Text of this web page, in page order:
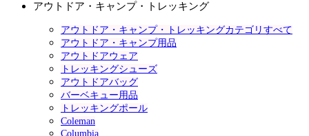
アウトドア・キャンプ・トレッキング
アウトドア・キャンプ・トレッキングカテゴリすべて
アウトドア・キャンプ用品
アウトドアウェア
トレッキングシューズ
アウトドアバッグ
バーベキュー用品
トレッキングポール
Coleman
Columbia